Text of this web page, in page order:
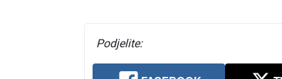
Podjelite: